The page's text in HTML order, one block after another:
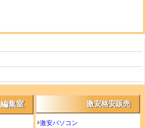
編集室 激安格安販売
激安パソコン